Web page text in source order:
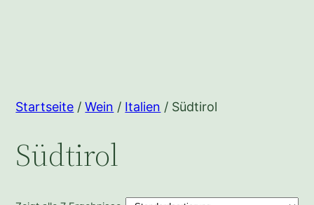
Startseite /Wein / Italien / Südtirol
Südtirol